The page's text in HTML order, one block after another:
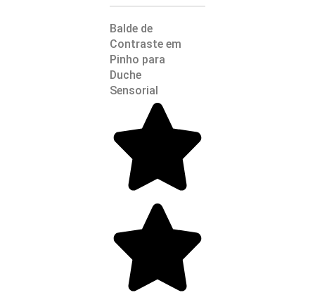
Balde de
Contraste em
Pinho para
Duche
Sensorial